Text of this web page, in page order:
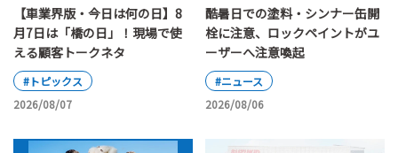
【車業界版・今日は何の日】8
月7日は「橋の日」！現場で使
える顧客トークネタ
#トピックス
2026/08/07
酷暑日での塗料・シンナー缶開
栓に注意、ロックペイントがユ
ーザーへ注意喚起
#ニュース
2026/08/06